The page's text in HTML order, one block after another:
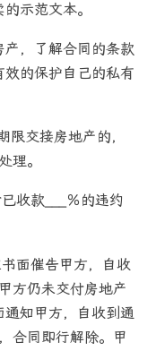
示范文本。
，了解合同的条款
的保护自己的私有
限交接房地产的，
理。
收款___％的违约
面催告甲方，自收
方仍未交付房地产
知甲方，自收到通
合同即行解除。甲